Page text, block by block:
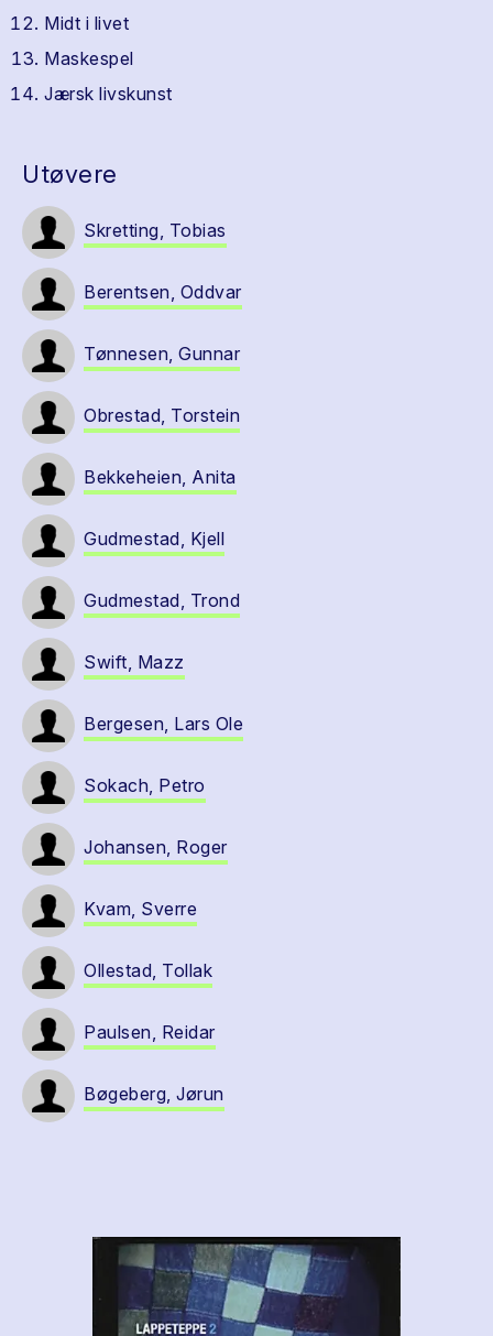
Midt i livet
Maskespel
Jærsk livskunst
Utøvere
Skretting, Tobias
Berentsen, Oddvar
Tønnesen, Gunnar
Obrestad, Torstein
Bekkeheien, Anita
Gudmestad, Kjell
Gudmestad, Trond
Swift, Mazz
Bergesen, Lars Ole
Sokach, Petro
Johansen, Roger
Kvam, Sverre
Ollestad, Tollak
Paulsen, Reidar
Bøgeberg, Jørun